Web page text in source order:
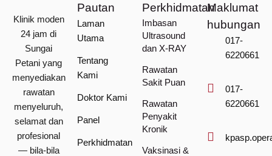
Klinik moden
24 jam di
Sungai
Petani yang
menyediakan
rawatan
menyeluruh,
selamat dan
profesional
— bila-bila
Pautan
Laman
Utama
Tentang
Kami
Doktor Kami
Panel
Perkhidmatan
Perkhidmatan
Imbasan
Ultrasound
dan X-RAY
Rawatan
Sakit Puan
Rawatan
Penyakit
Kronik
Vaksinasi &
Maklumat
hubungan
017-
6220661
017-
6220661